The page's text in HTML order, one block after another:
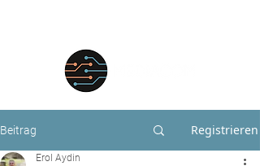
Beitrag Registrieren
Erol Aydin